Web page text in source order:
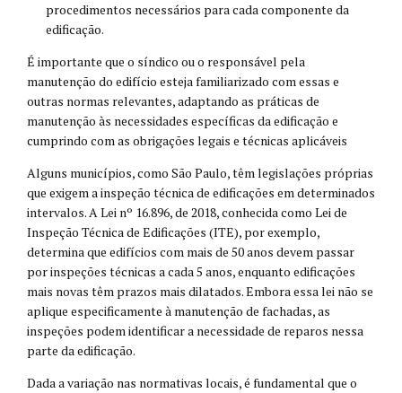
procedimentos necessários para cada componente da
edificação.
É importante que o síndico ou o responsável pela
manutenção do edifício esteja familiarizado com essas e
outras normas relevantes, adaptando as práticas de
manutenção às necessidades específicas da edificação e
cumprindo com as obrigações legais e técnicas aplicáveis
Alguns municípios, como São Paulo, têm legislações próprias
que exigem a inspeção técnica de edificações em determinados
intervalos. A Lei nº 16.896, de 2018, conhecida como Lei de
Inspeção Técnica de Edificações (ITE), por exemplo,
determina que edifícios com mais de 50 anos devem passar
por inspeções técnicas a cada 5 anos, enquanto edificações
mais novas têm prazos mais dilatados. Embora essa lei não se
aplique especificamente à manutenção de fachadas, as
inspeções podem identificar a necessidade de reparos nessa
parte da edificação.
Dada a variação nas normativas locais, é fundamental que o